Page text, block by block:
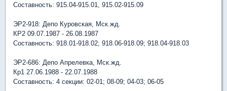
Составность: 915.04-915.01, 915.02-915.09
ЭР2-918: Депо Куровская, Мск.жд.
КР2 09.07.1987 - 26.08.1987
Составность: 918.01-918.02; 918.06-918.09; 918.04-918.03
ЭР2-686: Депо Апрелевка, Мск.жд.
Кр1 27.06.1988 - 22.07.1988
Составность: 4 секции: 02-01; 08-09; 04-03; 06-05